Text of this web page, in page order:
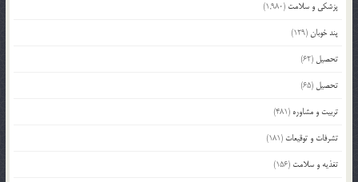
پزشکی و سلامت (1,980)
پند خوبان(129)
تحصیل (62)
تحصیل (65)
تربیت و مشاوره (481)
تشرفات و توقیعات (181)
تغذیه و سلامت (156)